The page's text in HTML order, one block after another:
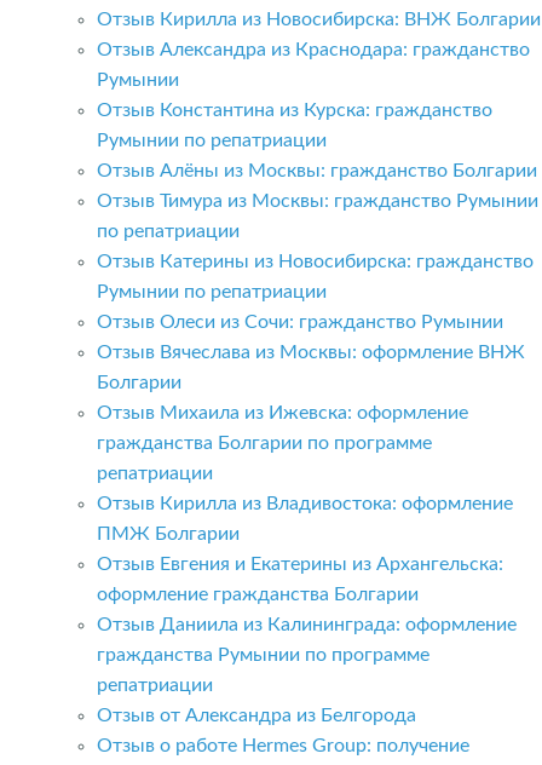
Отзыв Кирилла из Новосибирска: ВНЖ Болгарии
Отзыв Александра из Краснодара: гражданство
Румынии
Отзыв Константина из Курска: гражданство
Румынии по репатриации
Отзыв Алёны из Москвы: гражданство Болгарии
Отзыв Тимура из Москвы: гражданство Румынии
по репатриации
Отзыв Катерины из Новосибирска: гражданство
Румынии по репатриации
Отзыв Олеси из Сочи: гражданство Румынии
Отзыв Вячеслава из Москвы: оформление ВНЖ
Болгарии
Отзыв Михаила из Ижевска: оформление
гражданства Болгарии по программе
репатриации
Отзыв Кирилла из Владивостока: оформление
ПМЖ Болгарии
Отзыв Евгения и Екатерины из Архангельска:
оформление гражданства Болгарии
Отзыв Даниила из Калининграда: оформление
гражданства Румынии по программе
репатриации
Отзыв от Александра из Белгорода
Отзыв о работе Hermes Group: получение